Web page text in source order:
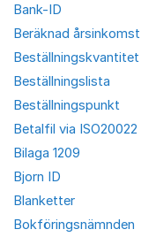
Bank-ID
Beräknad årsinkomst
Beställningskvantitet
Beställningslista
Beställningspunkt
Betalfil via ISO20022
Bilaga 1209
Bjorn ID
Blanketter
Bokföringsnämnden